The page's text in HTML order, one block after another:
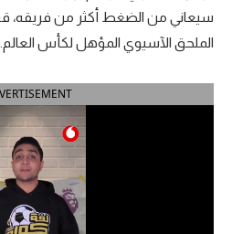
الدوري الإنجليزي الممتاز
الدوري الإسباني
الدوري السعودي للمحترفين
سيعاني من الضغط أكثر من فريقه،
الملحق الآسيوي المؤهل لكأس العالم.